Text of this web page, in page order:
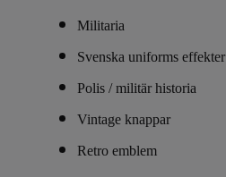
Militaria
Svenska uniforms effekter
Polis / militär historia
Vintage knappar
Retro emblem